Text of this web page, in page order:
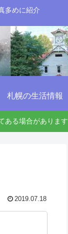
多めに紹介
札幌の生活情報
ある場合があります
2019.07.18